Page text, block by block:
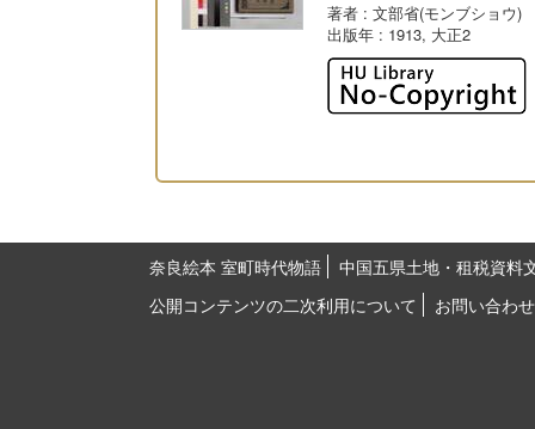
著者 : 文部省(モンブショウ)
出版年 : 1913, 大正2
奈良絵本 室町時代物語
中国五県土地・租税資料
公開コンテンツの二次利用について
お問い合わせ